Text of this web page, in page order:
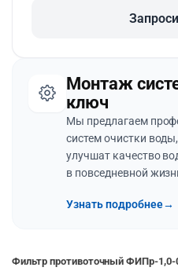
Монтаж
ключ
Мы предлагаем
систем очистки
улучшат качество
в повседневной
Узнать подробнее→
Фильтр противоточный ФИПр-1,0-